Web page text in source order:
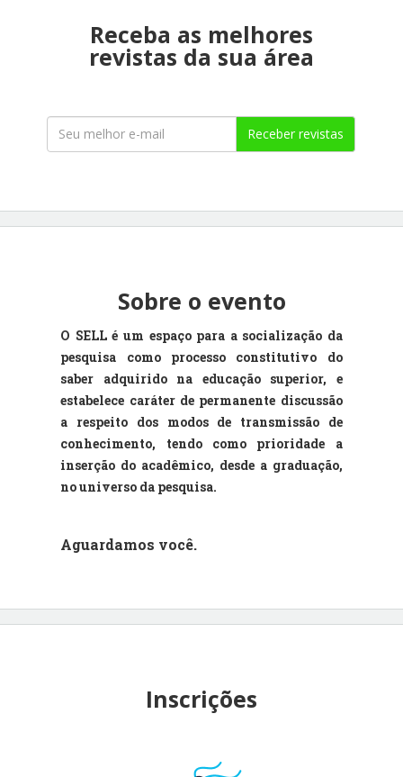
Receba as melhores
revistas da sua área
Receber revistas
Sobre o evento
O SELL é um espaço para a socialização da
pesquisa como processo constitutivo do
saber adquirido na educação superior, e
estabelece caráter de permanente discussão
a respeito dos modos de transmissão de
conhecimento, tendo como prioridade a
inserção do acadêmico, desde a graduação,
no universo da pesquisa.
Aguardamos você.
Inscrições